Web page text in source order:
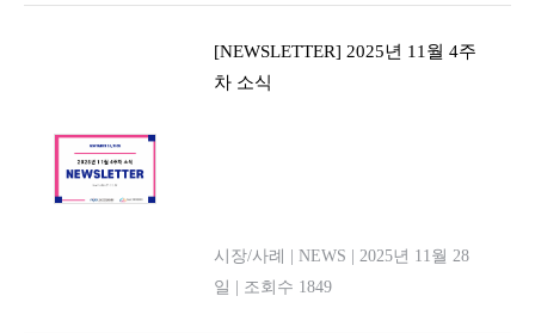
[NEWSLETTER] 2025년 11월 4주
차 소식
시장/사례 NEWS
2025년 11월 28
일
조회수 1849